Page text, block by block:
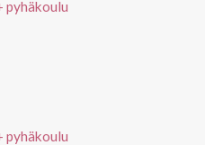
pyhäkoulu
pyhäkoulu